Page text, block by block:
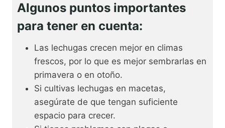
Algunos puntos importantes
para tener en cuenta:
Las lechugas crecen mejor en climas
frescos, por lo que es mejor sembrarlas en
primavera o en otoño.
Si cultivas lechugas en macetas,
asegúrate de que tengan suficiente
espacio para crecer.